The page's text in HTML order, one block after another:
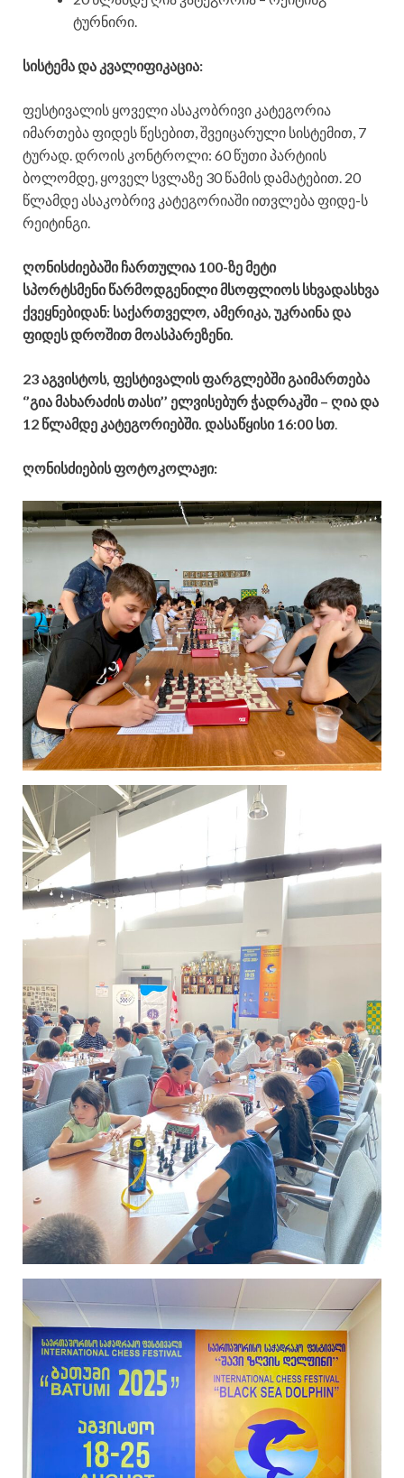
ტურნირი.
სისტემა და კვალიფიკაცია:
ფესტივალის ყოველი ასაკობრივი კატეგორია
იმართება ფიდეს წესებით, შვეიცარული სისტემით, 7
ტურად. დროის კონტროლი: 60 წუთი პარტიის
ბოლომდე, ყოველ სვლაზე 30 წამის დამატებით. 20
წლამდე ასაკობრივ კატეგორიაში ითვლება ფიდე-ს
რეიტინგი.
ღონისძიებაში ჩართულია 100-ზე მეტი
სპორტსმენი წარმოდგენილი მსოფლიოს სხვადასხვა
ქვეყნებიდან: საქართველო, ამერიკა, უკრაინა და
ფიდეს დროშით მოასპარეზენი.
23 აგვისტოს, ფესტივალის ფარგლებში გაიმართება
‘’გია მახარაძის თასი’’ ელვისებურ ჭადრაკში – ღია და
12 წლამდე კატეგორიებში. დასაწყისი 16:00 სთ.
ღონისძიების ფოტოკოლაჟი: